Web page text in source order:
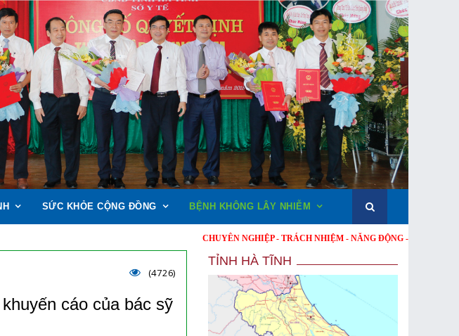
SỨC KHỎE CỘNG ĐỒNG BỆNH KHÔNG LÂY NHIỄM
CHUYÊN NGHIỆP - TRÁCH NHIỆM - NĂNG ĐỘNG - MINH BẠCH - HIỆU
(4726)
cáo của bác sỹ
TỈNH HÀ TĨNH